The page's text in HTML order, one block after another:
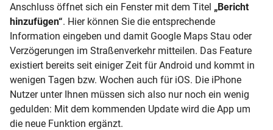
Anschluss öffnet sich ein Fenster mit dem Titel „Bericht
hinzufügen“. Hier können Sie die entsprechende
Information eingeben und damit Google Maps Stau oder
Verzögerungen im Straßenverkehr mitteilen. Das Feature
existiert bereits seit einiger Zeit für Android und kommt in
wenigen Tagen bzw. Wochen auch für iOS. Die iPhone
Nutzer unter Ihnen müssen sich also nur noch ein wenig
gedulden: Mit dem kommenden Update wird die App um
die neue Funktion ergänzt.